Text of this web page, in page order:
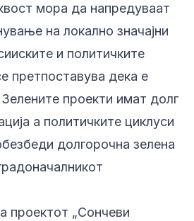
мора да напредуваат
на локално значајни
и политичките
претпоставува дека е
Зелените проекти имат долг
а политичките циклуси
долгорочна зелена
проектот „Сончеви